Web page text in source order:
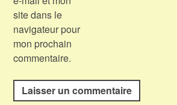
site dans le
navigateur pour
mon prochain
commentaire.